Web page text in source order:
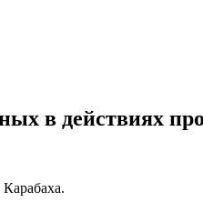
в действиях